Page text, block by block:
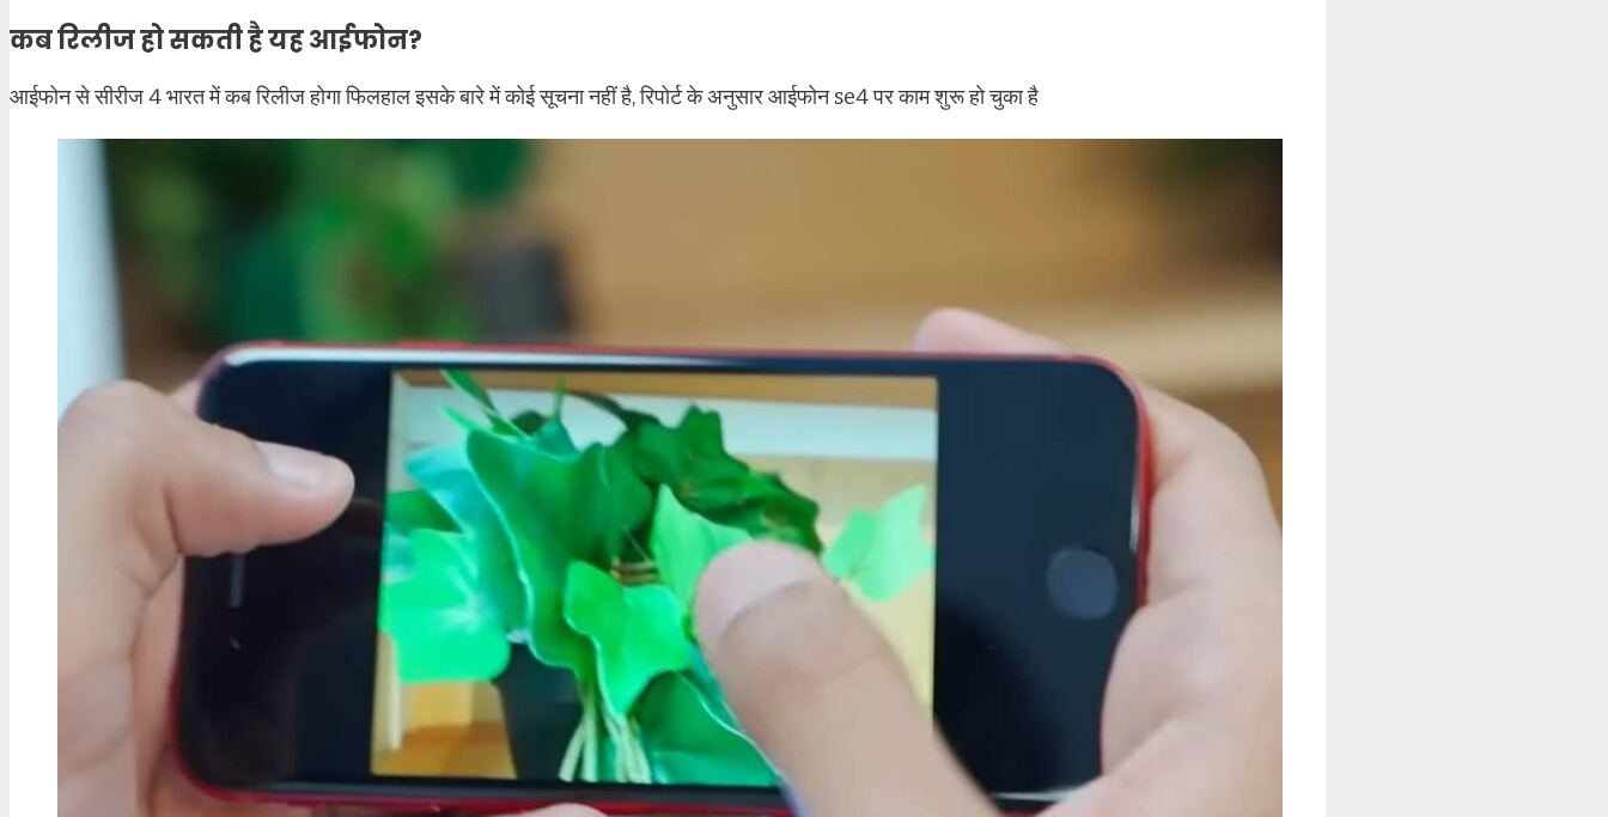
कब रिलीज हो सकती है यह आईफोन?
आईफोन से सीरीज 4 भारत में कब रिलीज होगा फिलहाल इसके बारे में कोई सूचना नहीं है, रिपोर्ट के अनुसार आईफोन se4 पर काम शुरू हो चुका है